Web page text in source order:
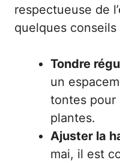
respectueuse de
quelques conseils
Tondre
un
tontes pour
plantes.
Ajuster la
mai, il est